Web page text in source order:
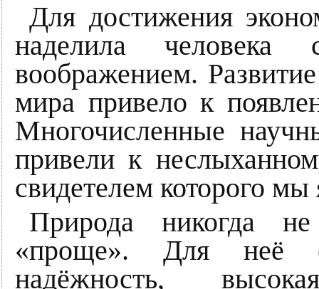
Для достижения
наделила
воображением.
мира привело к
Многочисленные
привели к
свидетелем которого мы
Природа никогда
«проще». Для неё
надёжность,